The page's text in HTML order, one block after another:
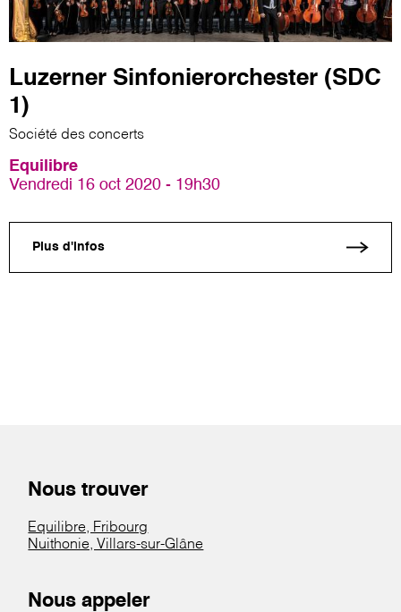
Luzerner Sinfonierorchester (SDC
1)
Société des concerts
Equilibre
Vendredi 16 oct 2020 - 19h30
Plus d'infos
Nous trouver
Equilibre, Fribourg
Nuithonie, Villars-sur-Glâne
Nous appeler